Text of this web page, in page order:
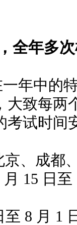
全年多
年中的
大致每两
考试时间
、成都
15 日至
8 月 1